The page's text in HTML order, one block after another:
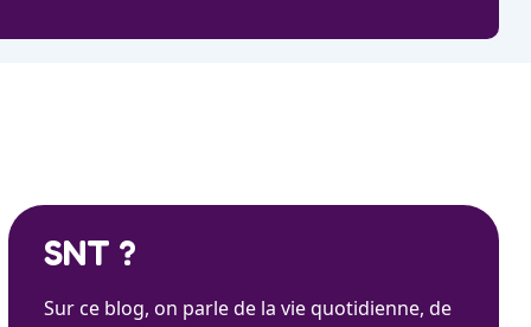
SNT ?
Sur ce blog, on parle de la vie quotidienne, de